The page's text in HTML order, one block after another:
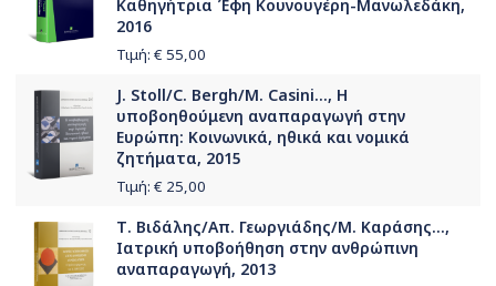
Καθηγήτρια Έφη Κουνουγέρη-Μανωλεδάκη,
2016
Τιμή: € 55,00
J. Stoll/C. Bergh/M. Casini..., Η
υποβοηθούμενη αναπαραγωγή στην
Ευρώπη: Κοινωνικά, ηθικά και νομικά
ζητήματα, 2015
Τιμή: € 25,00
Τ. Βιδάλης/Απ. Γεωργιάδης/Μ. Καράσης...,
Ιατρική υποβοήθηση στην ανθρώπινη
αναπαραγωγή, 2013